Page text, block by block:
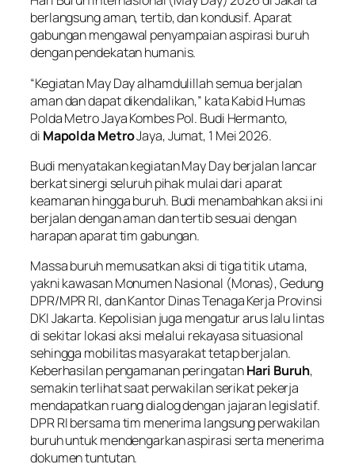
berlangsung aman, tertib, dan kondusif. Aparat
gabungan mengawal penyampaian aspirasi buruh
dengan pendekatan humanis.
“Kegiatan May Day alhamdulillah semua berjalan
aman dan dapat dikendalikan,” kata Kabid Humas
Polda Metro Jaya Kombes Pol. Budi Hermanto,
di Mapolda MetroJaya, Jumat, 1 Mei 2026.
Budi menyatakan kegiatan May Day berjalan lancar
berkat sinergi seluruh pihak mulai dari aparat
keamanan hingga buruh. Budi menambahkan aksi ini
berjalan dengan aman dan tertib sesuai dengan
harapan aparat tim gabungan.
Massa buruh memusatkan aksi di tiga titik utama,
yakni kawasan Monumen Nasional (Monas), Gedung
DPR/MPR RI, dan Kantor Dinas Tenaga Kerja Provinsi
DKI Jakarta. Kepolisian juga mengatur arus lalu lintas
di sekitar lokasi aksi melalui rekayasa situasional
sehingga mobilitas masyarakat tetap berjalan.
Keberhasilan pengamanan peringatanHari Buruh,
semakin terlihat saat perwakilan serikat pekerja
mendapatkan ruang dialog dengan jajaran legislatif.
DPR RI bersama tim menerima langsung perwakilan
buruh untuk mendengarkan aspirasi serta menerima
dokumen tuntutan.